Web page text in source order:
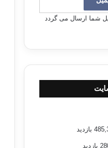
شما ارسال می گردد